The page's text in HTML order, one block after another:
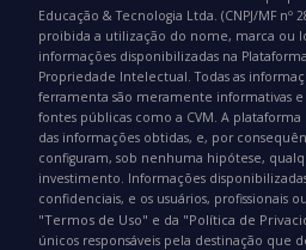
Educação & Tecnologia Ltda. (CNPJ/MF nº
proibida a utilização do nome, marca ou
informações disponibilizadas na
Propriedade Intelectual. Todas as
ferramenta são meramente informativas
fontes públicas como a CVM. A
das informações obtidas, e, por
configuram, sob nenhuma hipótese,
investimento. Informações
confidenciais, e os usuários, profissionais
"Termos de Uso" e da "Política de
únicos responsáveis pela destinação que